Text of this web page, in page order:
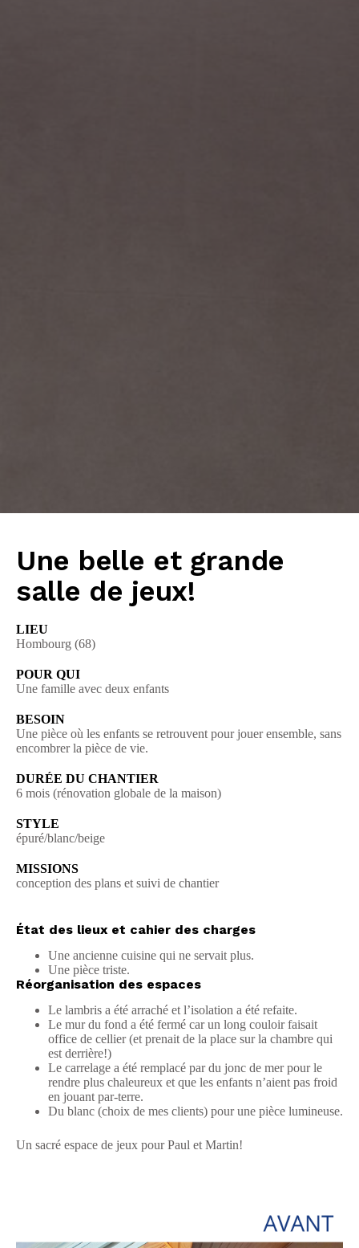
Une belle et grande
salle de jeux!
LIEU
Hombourg (68)
POUR QUI
Une famille avec deux enfants
BESOIN
Une pièce où les enfants se retrouvent pour jouer ensemble, sans
encombrer la pièce de vie.
DURÉE DU CHANTIER
6 mois (rénovation globale de la maison)
STYLE
épuré/blanc/beige
MISSIONS
conception des plans et suivi de chantier
État des lieux et cahier des charges
Une ancienne cuisine qui ne servait plus.
Une pièce triste.
Réorganisation des espaces
Le lambris a été arraché et l’isolation a été refaite.
Le mur du fond a été fermé car un long couloir faisait
office de cellier (et prenait de la place sur la chambre qui
est derrière!)
Le carrelage a été remplacé par du jonc de mer pour le
rendre plus chaleureux et que les enfants n’aient pas froid
en jouant par-terre.
Du blanc (choix de mes clients) pour une pièce lumineuse.
Un sacré espace de jeux pour Paul et Martin!